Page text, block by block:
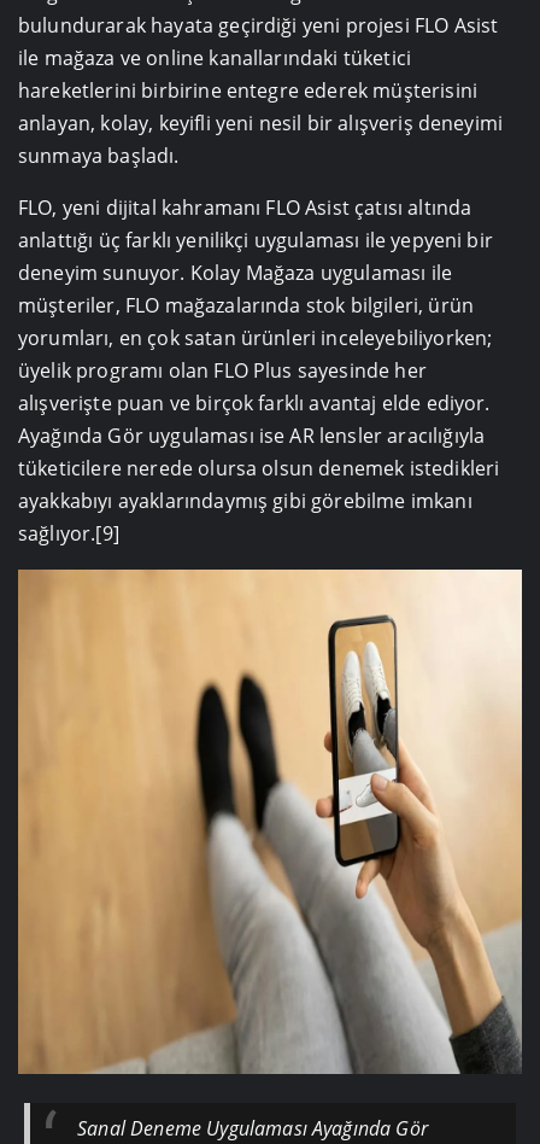
bulundurarak hayata geçirdiği yeni projesi FLO Asist
ile mağaza ve online kanallarındaki tüketici
hareketlerini birbirine entegre ederek müşterisini
anlayan, kolay, keyifli yeni nesil bir alışveriş deneyimi
sunmaya başladı.
FLO, yeni dijital kahramanı FLO Asist çatısı altında
anlattığı üç farklı yenilikçi uygulaması ile yepyeni bir
deneyim sunuyor. Kolay Mağaza uygulaması ile
müşteriler, FLO mağazalarında stok bilgileri, ürün
yorumları, en çok satan ürünleri inceleyebiliyorken;
üyelik programı olan FLO Plus sayesinde her
alışverişte puan ve birçok farklı avantaj elde ediyor.
Ayağında Gör uygulaması ise AR lensler aracılığıyla
tüketicilere nerede olursa olsun denemek istedikleri
ayakkabıyı ayaklarındaymış gibi görebilme imkanı
sağlıyor.[9]
Sanal Deneme Uygulaması Ayağında Gör